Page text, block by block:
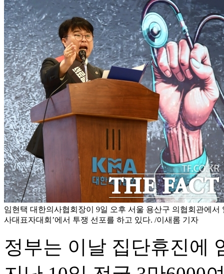
임현택 대한의사협회장이 9일 오후 서울 용산구 의협회관에서
사대표자대회’에서 투쟁 선포를 하고 있다. /이새롬 기자
정부는 이날 집단휴진에